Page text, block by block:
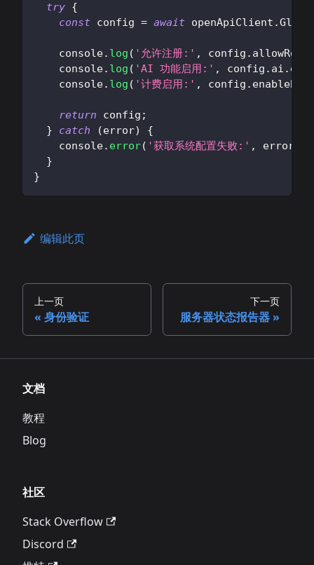
try {
const config = await openApiClient .
console. log ( '允许注册:' , config .
console. log ( 'AI 功能启用:' , config . ai .
console. log ( '计费启用:' , config .
return config ;
}
catch (error)
{
console. error( '获取系统配置失败:' , error
}
}
编辑此页
上一页
身份验证
下一页
服务器状态报告器
文档
教程
Blog
社区
Stack Overflow
Discord